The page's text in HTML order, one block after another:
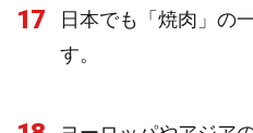
17
日本でも「焼肉」の
す。